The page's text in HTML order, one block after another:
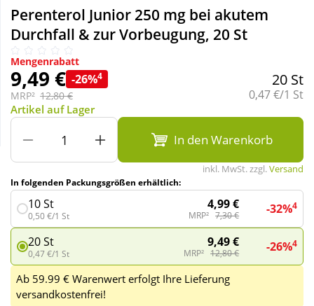
Sanitätshaus
Sport & Fitness
Tierbedarf
Wellness
Perenterol Junior 250 mg bei akutem
Durchfall & zur Vorbeugung, 20 St
Mengenrabatt
9,49 € -26%4
MRP² 12,80 €
20 St
Grundpreis:
0,47 €/1 St
Artikel auf Lager
In den Warenkorb
inkl. MwSt. zzgl.Versand
In folgenden Packungsgrößen erhältlich:
10 St
0,50 €/1 St
4,99 €
MRP² 7,30 € -32%4
20 St
0,47 €/1 St
9,49 €
MRP² 12,80 € -26%4
Ab 59.99 € Warenwert erfolgt Ihre Lieferung
versandkostenfrei!